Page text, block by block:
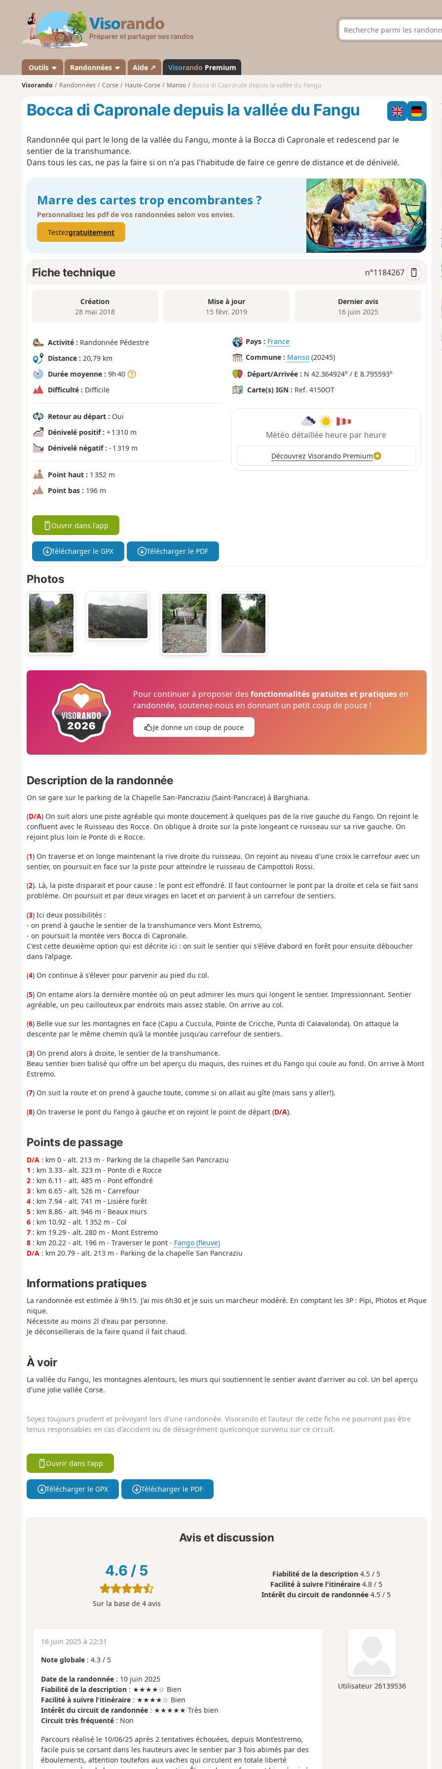
s
a
n
d
Outils Randonnées Aide ↗ Visorando Premium
Visorando Randonnées Corse Haute-Corse Manso Bocca di Capronale depuis la vallée du Fangu
Bocca di Capronale depuis la vallée du Fangu
Randonnée qui part le long de la vallée du Fangu, monte à la Bocca di Capronale et redescend par le
sentier de la transhumance.
Dans tous les cas, ne pas la faire si on n'a pas l'habitude de faire ce genre de distance et de dénivelé.
Marre des cartes trop encombrantes ?
Personnalisez les pdf de vos randonnées selon vos envies.
Testezgratuitement
Fiche technique n°1184267
Création
28 mai 2018
Mise à jour
15 févr. 2019
Dernier avis
16 juin 2025
Activité : Randonnée Pédestre
Distance : 20,79 km
Durée moyenne : 9h 40
Difficulté : Difficile
Retour au départ : Oui
Dénivelé positif : + 1 310 m
Dénivelé négatif : - 1 319 m
Point haut : 1 352 m
Point bas : 196 m
Pays : France
Commune : Manso (20245)
Départ/Arrivée : N 42.364924° / E 8.795593°
Carte(s) IGN : Ref. 4150OT
Météo détaillée heure par heure
Découvrez Visorando Premium
Ouvrir dans l'app
Télécharger le GPX Télécharger le PDF
Photos
Pour continuer à proposer desfonctionnalités gratuites et pratiques en
randonnée, soutenez-nous en donnant un petit coup de pouce !
Je donne un coup de pouce
Description de la randonnée
On se gare sur le parking de la Chapelle San-Pancraziu (Saint-Pancrace) à Barghiana.
(D/A) On suit alors une piste agréable qui monte doucement à quelques pas de la rive gauche du Fango. On rejoint le
confluent avec le Ruisseau des Rocce. On oblique à droite sur la piste longeant ce ruisseau sur sa rive gauche. On
rejoint plus loin le Ponte di e Rocce.
(1) On traverse et on longe maintenant la rive droite du ruisseau. On rejoint au niveau d'une croix le carrefour avec un
sentier, on poursuit en face sur la piste pour atteindre le ruisseau de Campottoli Rossi.
(2). Là, la piste disparait et pour cause : le pont est effondré. Il faut contourner le pont par la droite et cela se fait sans
problème. On poursuit et par deux virages en lacet et on parvient à un carrefour de sentiers.
(3) Ici deux possibilités :
- on prend à gauche le sentier de la transhumance vers Mont Estremo,
- on poursuit la montée vers Bocca di Capronale.
C'est cette deuxième option qui est décrite ici : on suit le sentier qui s'élève d'abord en forêt pour ensuite déboucher
dans l'alpage.
(4) On continue à s'élever pour parvenir au pied du col.
(5) On entame alors la dernière montée où on peut admirer les murs qui longent le sentier. Impressionnant. Sentier
agréable, un peu caillouteux par endroits mais assez stable. On arrive au col.
(6) Belle vue sur les montagnes en face (Capu a Cuccula, Pointe de Cricche, Punta di Calavalonda). On attaque la
descente par le même chemin qu'à la montée jusqu'au carrefour de sentiers.
(3) On prend alors à droite, le sentier de la transhumance.
Beau sentier bien balisé qui offre un bel aperçu du maquis, des ruines et du Fango qui coule au fond. On arrive à Mont
Estremo.
(7) On suit la route et on prend à gauche toute, comme si on allait au gîte (mais sans y aller!).
(8) On traverse le pont du Fango à gauche et on rejoint le point de départ (D/A).
Points de passage
D/A: km 0 - alt. 213 m - Parking de la chapelle San Pancraziu
1 : km 3.33 - alt. 323 m - Ponte di e Rocce
2: km 6.11 - alt. 485 m - Pont effondré
3: km 6.65 - alt. 526 m - Carrefour
4: km 7.94 - alt. 741 m - Lisière forêt
5: km 8.86 - alt. 946 m - Beaux murs
6: km 10.92 - alt. 1 352 m - Col
7: km 19.29 - alt. 280 m - Mont Estremo
8: km 20.22 - alt. 196 m - Traverser le pont - Fango (fleuve)
D/A: km 20.79 - alt. 213 m - Parking de la chapelle San Pancraziu
Informations pratiques
La randonnée est estimée à 9h15. J'ai mis 6h30 et je suis un marcheur modéré. En comptant les 3P : Pipi, Photos et Pique
nique.
Nécessite au moins 2l d'eau par personne.
Je déconseillerais de la faire quand il fait chaud.
À voir
La vallée du Fangu, les montagnes alentours, les murs qui soutiennent le sentier avant d'arriver au col. Un bel aperçu
d'une jolie vallée Corse.
Soyez toujours prudent et prévoyant lors d'une randonnée. Visorando et l'auteur de cette fiche ne pourront pas être
tenus responsables en cas d'accident ou de désagrément quelconque survenu sur ce circuit.
Ouvrir dans l'app
Télécharger le GPX Télécharger le PDF
Avis et discussion
4.6 / 5
Sur la base de 4avis
Fiabilité de la description 4.5 / 5
Facilité à suivre l'itinéraire 4.8 / 5
Intérêt du circuit de randonnée 4.5 / 5
Utilisateur 26139536
16 juin 2025 à 22:31
Note globale: 4.3/ 5
Date de la randonnée: 10 juin 2025
Fiabilité de la description: ★★★★☆ Bien
Facilité à suivre l'itinéraire: ★★★★☆ Bien
Intérêt du circuit de randonnée: ★★★★★ Très bien
Circuit très fréquenté: Non
Parcours réalisé le 10/06/25 après 2 tentatives échouées, depuis Mont’estremo,
facile puis se corsant dans les hauteurs avec le sentier par 3 fois abimés par des
éboulements, attention toutefois aux vaches qui circulent en totale liberté